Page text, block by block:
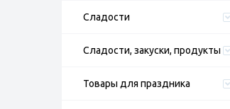
Сладости
Сладости, закуски, продукты
Товары для праздника